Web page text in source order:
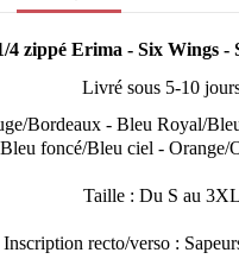
4 zippé Erima - Six Wings -
Livré sous 5-10
Bordeaux - Bleu Royal/
foncé/Bleu ciel -
Taille : Du S au 3XL
Inscription recto/verso :